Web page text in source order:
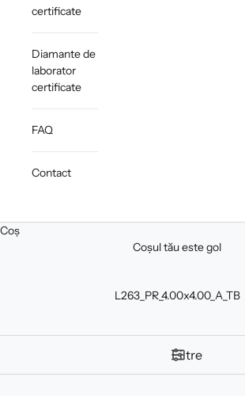
certificate
Diamante de
laborator
certificate
FAQ
Contact
Coș
Coșul tău este gol
L263_PR_4.00x4.00_A_TB
Filtre